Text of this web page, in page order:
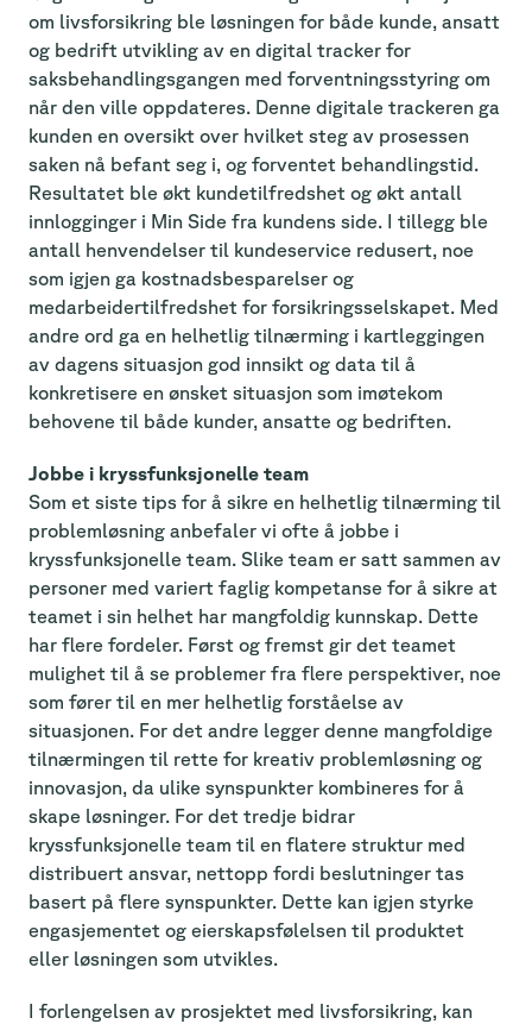
om livsforsikring ble løsningen for både kunde, ansatt
og bedrift utvikling av en digital tracker for
saksbehandlingsgangen med forventningsstyring om
når den ville oppdateres. Denne digitale trackeren ga
kunden en oversikt over hvilket steg av prosessen
saken nå befant seg i, og forventet behandlingstid.
Resultatet ble økt kundetilfredshet og økt antall
innlogginger i Min Side fra kundens side. I tillegg ble
antall henvendelser til kundeservice redusert, noe
som igjen ga kostnadsbesparelser og
medarbeidertilfredshet for forsikringsselskapet. Med
andre ord ga en helhetlig tilnærming i kartleggingen
av dagens situasjon god innsikt og data til å
konkretisere en ønsket situasjon som imøtekom
behovene til både kunder, ansatte og bedriften.
Jobbe i kryssfunksjonelle team
Som et siste tips for å sikre en helhetlig tilnærming til
problemløsning anbefaler vi ofte å jobbe i
kryssfunksjonelle team. Slike team er satt sammen av
personer med variert faglig kompetanse for å sikre at
teamet i sin helhet har mangfoldig kunnskap. Dette
har flere fordeler. Først og fremst gir det teamet
mulighet til å se problemer fra flere perspektiver, noe
som fører til en mer helhetlig forståelse av
situasjonen. For det andre legger denne mangfoldige
tilnærmingen til rette for kreativ problemløsning og
innovasjon, da ulike synspunkter kombineres for å
skape løsninger. For det tredje bidrar
kryssfunksjonelle team til en flatere struktur med
distribuert ansvar, nettopp fordi beslutninger tas
basert på flere synspunkter. Dette kan igjen styrke
engasjementet og eierskapsfølelsen til produktet
eller løsningen som utvikles.
I forlengelsen av prosjektet med livsforsikring, kan